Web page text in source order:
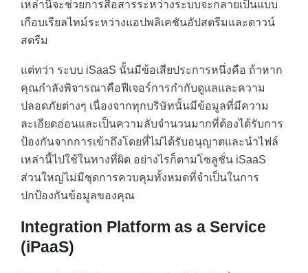
เหล่านี้จะช่วยการสื่อสารระหว่างระบบจะกลายเป็นแบบ
เกือบเรียลไทม์ระหว่างแอปพลิเคชันอัปสตรีมและดาวน์
สตรีม
แต่ทว่า ระบบ iSaaS นั้นมีข้อเสียประการหนึ่งคือ ถ้าหาก
คุณกำลังพิจารณาคือฟีเจอร์การกำกับดูแลและความ
ปลอดภัยต่างๆ เนื่องจากทุกบริษัทนั้นมีข้อมูลที่มีความ
ละเอียดอ่อนและเป็นความลับจำนวนมากที่ต้องได้รับการ
ป้องกันจากการเข้าถึงโดยที่ไม่ได้รับอนุญาตและนำไฟล์
เหล่านี้ไปใช้ในทางที่ผิด อย่างไรก็ตามโซลูชั่น iSaaS
ส่วนใหญ่ไม่มีชุดการควบคุมทั้งหมดที่จำเป็นในการ
ปกป้องกันข้อมูลของคุณ
Integration Platform as a Service
(iPaaS)